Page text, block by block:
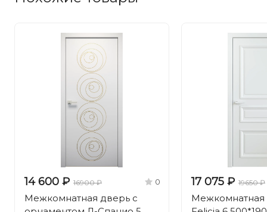
14 600 ₽ 16900 ₽ 0
Межкомнатная дверь с
17 075 ₽ 19650 ₽
Межкомнатная